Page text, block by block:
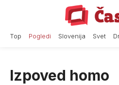
Top Pogledi Slovenija Svet
Izpoved homo